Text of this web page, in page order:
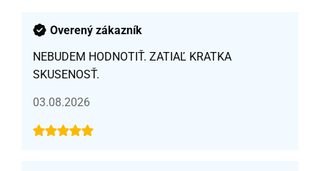
Overený zákazník
NEBUDEM HODNOTIŤ. ZATIAĽ KRATKA
SKUSENOSŤ.
03.08.2026